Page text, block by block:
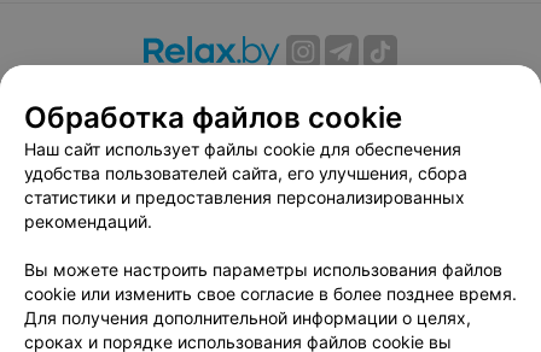
Вакансии
Публичный договор
Способы оплаты
Публичный договор по использованию сервиса
«Афиша»
Пользовательское соглашение
Связаться по вопросам сотрудничества
Написать руководителю relax.by
Обработка файлов cookie
Наш сайт использует файлы cookie для обеспечения
удобства пользователей сайта, его улучшения, сбора
статистики и предоставления персонализированных
рекомендаций.
Вы можете настроить параметры использования файлов
cookie или изменить свое согласие в более позднее время.
Для получения дополнительной информации о целях,
сроках и порядке использования файлов cookie вы